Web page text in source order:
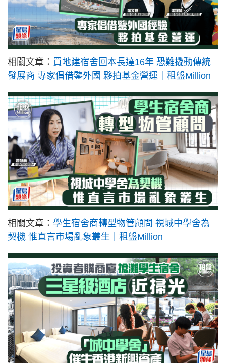
相關文章： 買地建宿舍回本長達16年 恐難撬動傳統
發展商 專家倡借鑒外國 夥拍基金營運｜租盤Million
相關文章： 學生宿舍商轉型物管顧問 視城中學舍為
契機 惟直言市場亂象叢生｜租盤Million